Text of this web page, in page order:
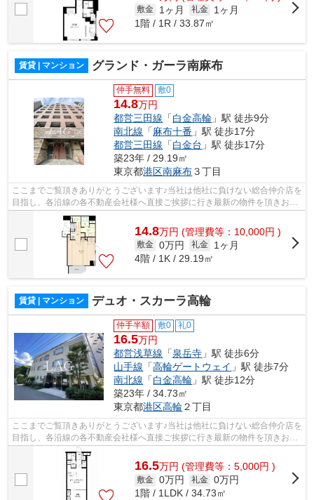
敷金 1ヶ月 礼金
1ヶ月
1階 / 1R / 33.87㎡
賃貸 | マンション グランド・ガーラ南麻布
仲手無料 敷0
14.8万円
都営三田線 「白金高輪 」駅 徒歩9分
南北線 「麻布十番 」駅 徒歩17分
都営三田線 「白金台 」駅 徒歩17分
築23年 / 29.19㎡
東京都港区南麻布３丁目
ここまでご覧頂きありがとうございます♪当社は他社に負けない総合仲介店を
目指し、各沿線の各不動産会社様へ直接ご挨拶に行き最新の物件を頂きお客
様へ提供しております！最新の情報は...
14.8万円 (管理費等：10,000円 )
敷金 0万円 礼金
1ヶ月
4階 / 1K / 29.19㎡
賃貸 | マンション デュオ・スカーラ高輪
仲手半額 敷0 礼0
16.5万円
都営浅草線 「泉岳寺 」駅 徒歩6分
山手線 「高輪ゲートウェイ 」駅 徒歩7分
南北線 「白金高輪 」駅 徒歩12分
築23年 / 34.73㎡
東京都港区高輪 ２丁目
ここまでご覧頂きありがとうございます♪当社は他社に負けない総合仲介店を
目指し、各沿線の各不動産会社様へ直接ご挨拶に行き最新の物件を頂きお客
様へ提供しております！最新の情報は...
16.5万円 (管理費等：5,000円 )
敷金 0万円 礼金 0万円
1階 / 1LDK / 34.73㎡